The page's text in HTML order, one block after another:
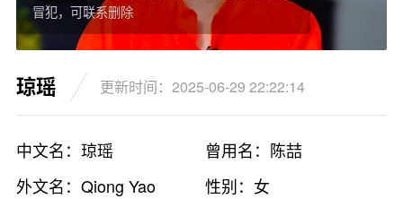
冒犯，可联系删除
琼瑶 更新时间：2025-06-29 22:22:14
中文名：琼瑶
曾用名：陈喆
外文名：Qiong Yao
性别：女